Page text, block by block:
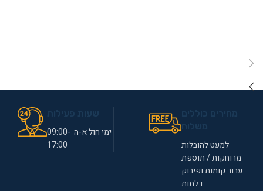
למעט להובלות
מרוחקות / תוספת
עבור קומות ופירוק
דלתות
ימי חול א-ה 09:00-
17:00